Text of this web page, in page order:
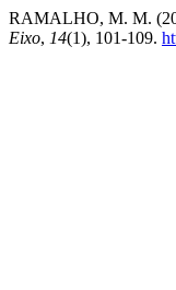
RAMALHO, M. M.
Eixo, 14(1), 101-109.